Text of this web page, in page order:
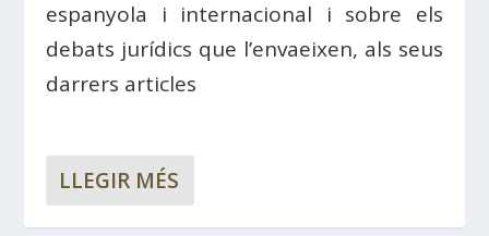
espanyola i internacional i sobre els
debats jurídics que l’envaeixen, als seus
darrers articles
LLEGIR MÉS